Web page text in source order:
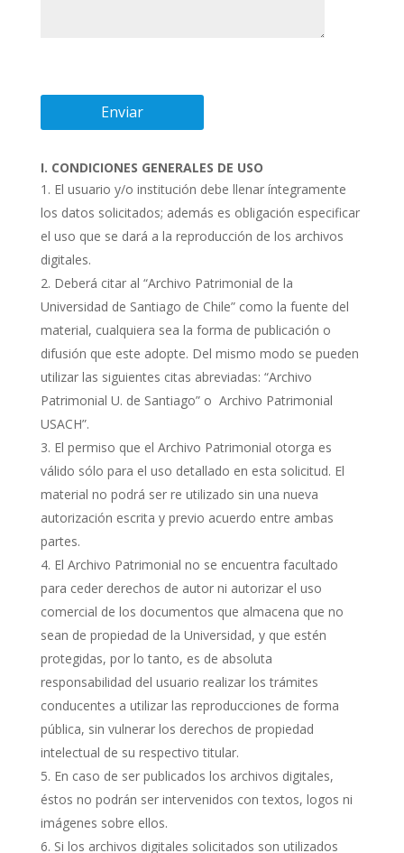
I. CONDICIONES GENERALES DE USO
El usuario y/o institución debe llenar íntegramente
los datos solicitados; además es obligación especificar
el uso que se dará a la reproducción de los archivos
digitales.
Deberá citar al “Archivo Patrimonial de la
Universidad de Santiago de Chile” como la fuente del
material, cualquiera sea la forma de publicación o
difusión que este adopte. Del mismo modo se pueden
utilizar las siguientes citas abreviadas: “Archivo
Patrimonial U. de Santiago” o Archivo Patrimonial
USACH”.
El permiso que el Archivo Patrimonial otorga es
válido sólo para el uso detallado en esta solicitud. El
material no podrá ser re utilizado sin una nueva
autorización escrita y previo acuerdo entre ambas
partes.
El Archivo Patrimonial no se encuentra facultado
para ceder derechos de autor ni autorizar el uso
comercial de los documentos que almacena que no
sean de propiedad de la Universidad, y que estén
protegidas, por lo tanto, es de absoluta
responsabilidad del usuario realizar los trámites
conducentes a utilizar las reproducciones de forma
pública, sin vulnerar los derechos de propiedad
intelectual de su respectivo titular.
En caso de ser publicados los archivos digitales,
éstos no podrán ser intervenidos con textos, logos ni
imágenes sobre ellos.
Si los archivos digitales solicitados son utilizados